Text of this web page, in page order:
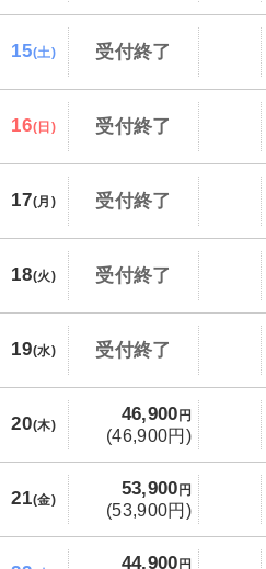
15(土) 受付終了
16(日) 受付終了
17(月) 受付終了
18(火) 受付終了
19(水) 受付終了
20(木)
46,900 円
(46,900円)
21(金)
53,900 円
(53,900円)
44,900 円